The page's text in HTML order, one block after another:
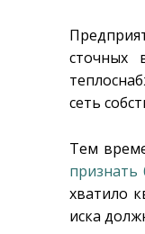
сточных
сеть
Тем
признать
хватило
иска